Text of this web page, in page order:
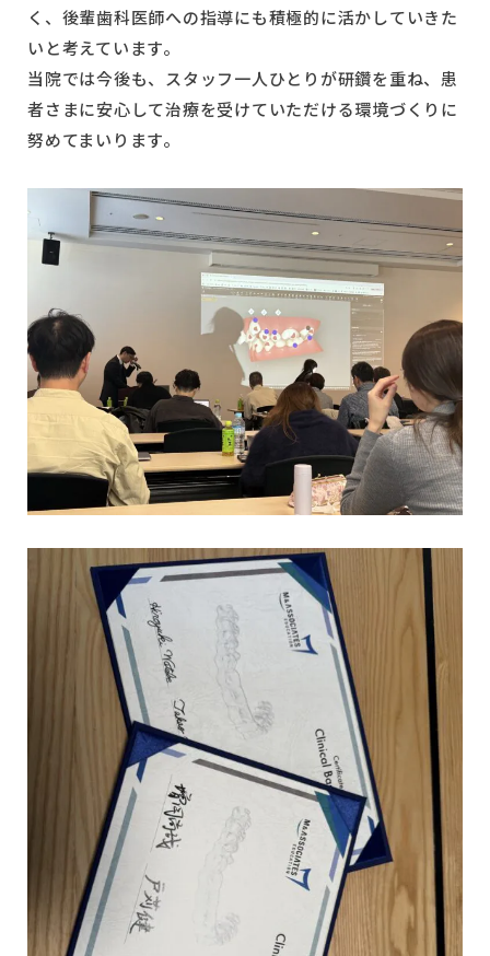
く、後輩歯科医師への指導にも積極的に活かしていきた
いと考えています。
当院では今後も、スタッフ一人ひとりが研鑽を重ね、患
者さまに安心して治療を受けていただける環境づくりに
努めてまいります。